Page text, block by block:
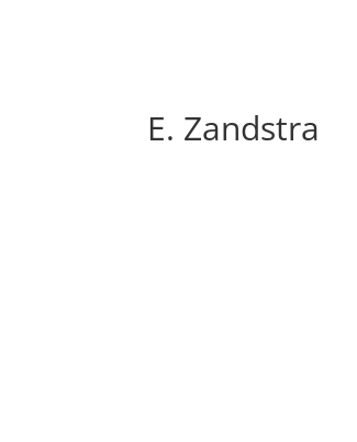
E. Zandstra